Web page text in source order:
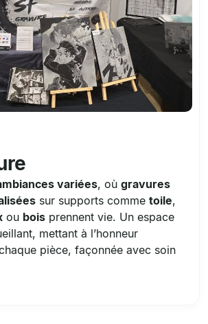
variées, où gravures
sur supports comme toile,
ou bois prennent vie. Un espace
mettant à l’honneur
pièce, façonnée avec soin